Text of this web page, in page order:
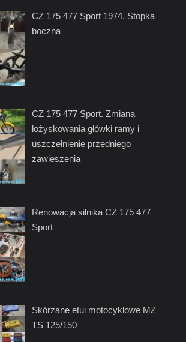
CZ 175 477 Sport 1974. Stopka
boczna
CZ 175 477 Sport. Zmiana
łożyskowania główki ramy i
uszczelnienie przedniego
zawieszenia
Renowacja silnika CZ 175 477
Sport
Skórzane etui motocyklowe MZ
TS 125/150